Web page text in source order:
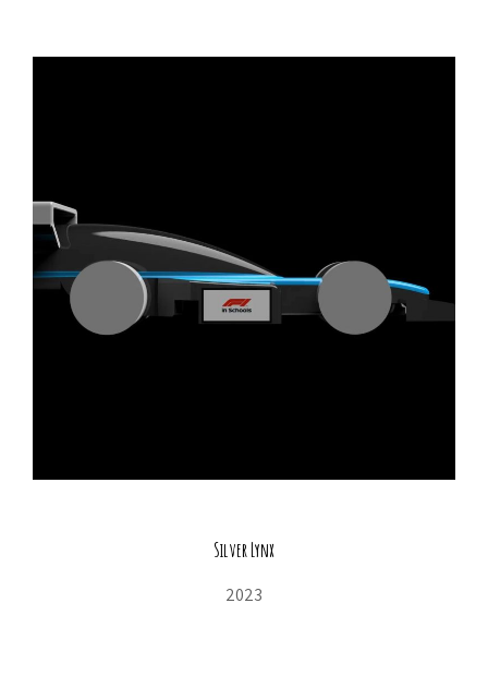
Silver Lynx
2023